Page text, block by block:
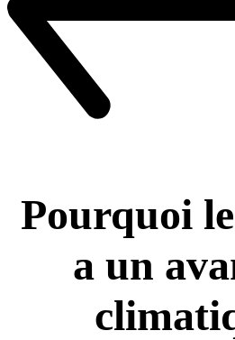
Pourquoi
a un